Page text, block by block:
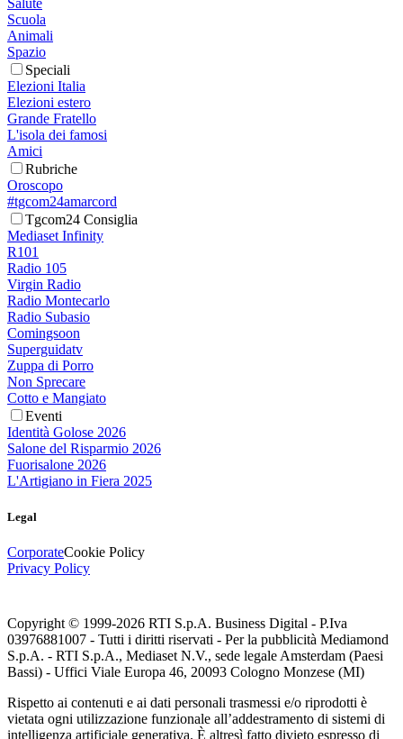
Salute
Scuola
Animali
Spazio
Speciali
Elezioni Italia
Elezioni estero
Grande Fratello
L'isola dei famosi
Amici
Rubriche
Oroscopo
#tgcom24amarcord
Tgcom24 Consiglia
Mediaset Infinity
R101
Radio 105
Virgin Radio
Radio Montecarlo
Radio Subasio
Comingsoon
Superguidatv
Zuppa di Porro
Non Sprecare
Cotto e Mangiato
Eventi
Identità Golose 2026
Salone del Risparmio 2026
Fuorisalone 2026
L'Artigiano in Fiera 2025
Legal
CorporateCookie Policy
Privacy Policy
Copyright © 1999-2026 RTI S.p.A. Business Digital - P.Iva
03976881007 - Tutti i diritti riservati - Per la pubblicità Mediamond
S.p.A. - RTI S.p.A., Mediaset N.V., sede legale Amsterdam (Paesi
Bassi) - Uffici Viale Europa 46, 20093 Cologno Monzese (MI)
Rispetto ai contenuti e ai dati personali trasmessi e/o riprodotti è
vietata ogni utilizzazione funzionale all’addestramento di sistemi di
intelligenza artificiale generativa. È altresì fatto divieto espresso di